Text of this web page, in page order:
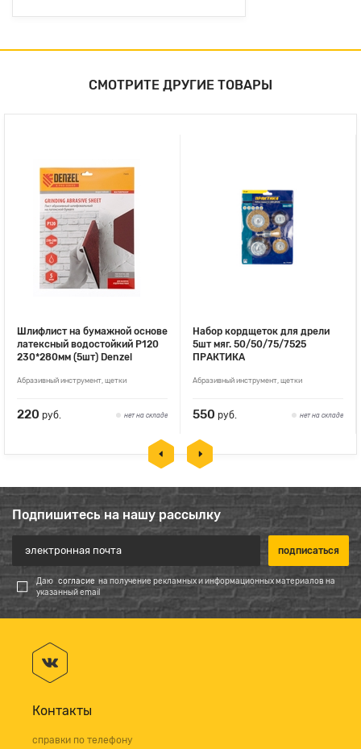
СМОТРИТЕ ДРУГИЕ ТОВАРЫ
Шлифлист на бумажной основе
латексный водостойкий P120
230*280мм (5шт) Denzel
Абразивный инструмент, щетки
220 руб. нет на складе
Набор кордщеток для дрели
5шт мяг. 50/50/75/7525
ПРАКТИКА
Абразивный инструмент, щетки
550 руб. нет на складе
Подпишитесь на нашу рассылку
Даю согласие на получение рекламных и информационных материалов на
указанный email
Контакты
справки по телефону